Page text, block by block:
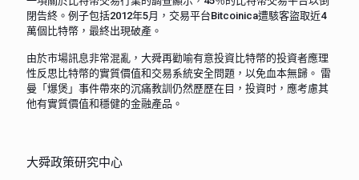
閉告終。例子包括2012年5月，交易平台Bitcoinica遭駭客盜取近4
萬個比特幣，最終出現破產。
由於市場訊息非常混亂，大舜再勸喻有意投資比特幣的投資者應理
性反思比特幣的實質價值和交易系統安全問題，以免血本無歸。 雷
曼「爆煲」事件帶來的沉痛教訓仍然歷歷在目，投資时，應考慮其
他有實質價值和穩健的金融產品。
大舜政策研究中心